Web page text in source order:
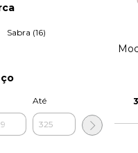
Sabra (16)
Até 3